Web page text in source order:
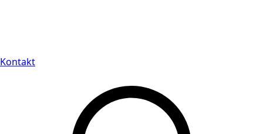
Kontakt